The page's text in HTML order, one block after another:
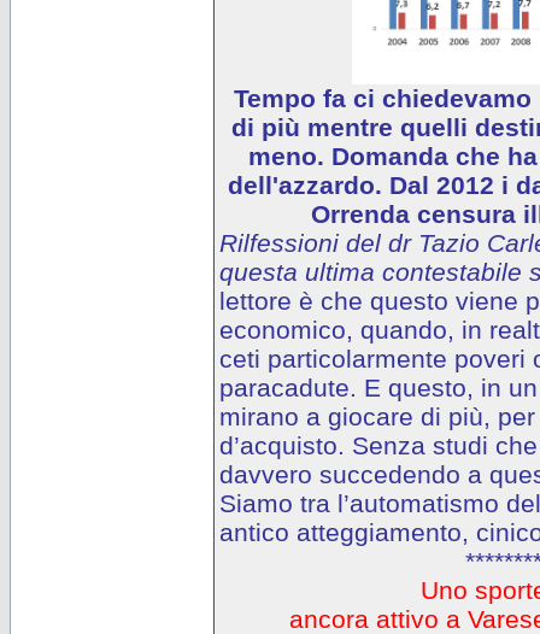
Tempo fa ci
di più mentre quelli
meno. Domanda che
dell'azzardo. Dal 2012 i
Orrenda censura
Rilfessioni del dr Tazio
questa ultima contestabile
lettore è che questo viene
economico, quando, in
ceti particolarmente poveri
paracadute. E questo, in
mirano a giocare di più,
d’acquisto. Senza studi
davvero succedendo a
Siamo tra l’automatismo
antico atteggiamento,
Uno
ancora attivo a